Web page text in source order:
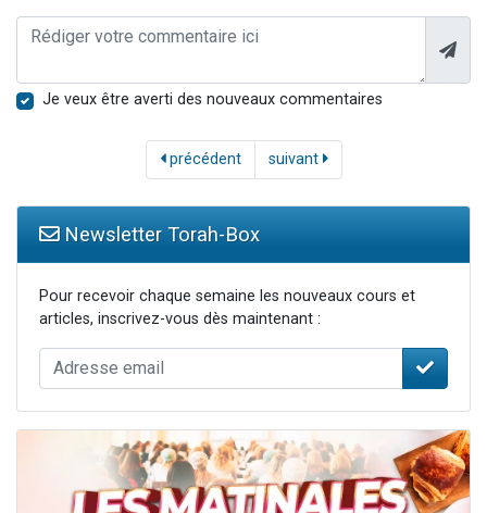
Je veux être averti des nouveaux commentaires
précédent suivant
Newsletter Torah-Box
Pour recevoir chaque semaine les nouveaux cours et
articles, inscrivez-vous dès maintenant :